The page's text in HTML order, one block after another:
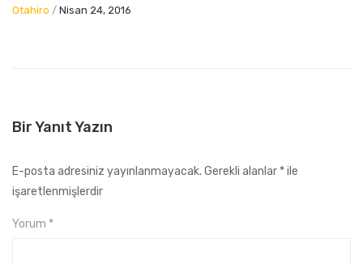
Otahiro / Nisan 24, 2016
Bir Yanıt Yazın
E-posta adresiniz yayınlanmayacak. Gerekli alanlar *ile
işaretlenmişlerdir
Yorum *